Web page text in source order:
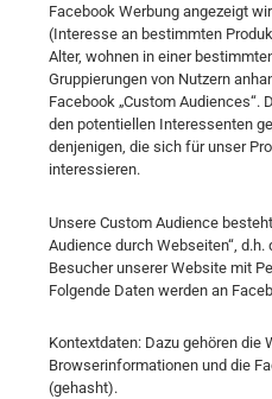
Facebook Werbung angezeigt
(Interesse an bestimmten
Alter, wohnen in einer
Gruppierungen von Nutzern
Facebook „Custom Audiences“.
den potentiellen Interessenten
denjenigen, die sich für unser
interessieren.
Unsere Custom Audience
Audience durch Webseiten“,
Besucher unserer Website mit
Folgende Daten werden an
Kontextdaten: Dazu gehören die
Browserinformationen und die
(gehasht).